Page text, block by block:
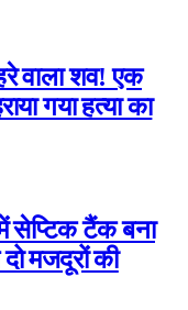
वाला शव! एक
गया हत्या का
सेप्टिक टैंक बना
मजदूरों की